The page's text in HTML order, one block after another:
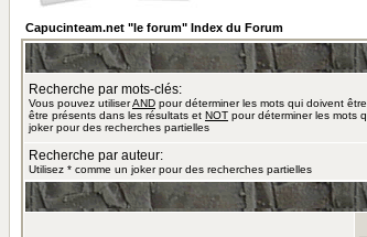
Capucinteam.net "le forum" Index du Forum
Recherche par mots-clés:
Vous pouvez utiliserAND pour déterminer les mots qui doivent
être présents dans les résultats et NOT pour déterminer les mots
joker pour des recherches partielles
Recherche par auteur:
Utilisez * comme un joker pour des recherches partielles